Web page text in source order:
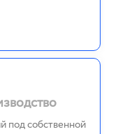
под собственной